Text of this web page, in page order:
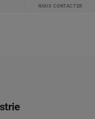
NOUS CONTACTER